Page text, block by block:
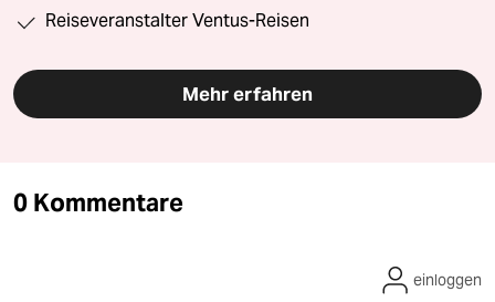
Reiseveranstalter Ventus-Reisen
Mehr erfahren
0 Kommentare
einloggen